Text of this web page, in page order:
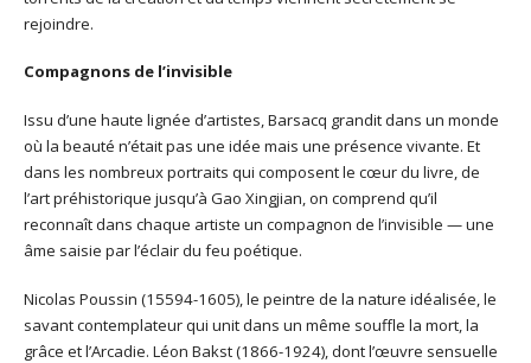
rejoindre.
Compagnons de l’invisible
Issu d’une haute lignée d’artistes, Barsacq grandit dans un monde
où la beauté n’était pas une idée mais une présence vivante. Et
dans les nombreux portraits qui composent le cœur du livre, de
l’art préhistorique jusqu’à Gao Xingjian, on comprend qu’il
reconnaît dans chaque artiste un compagnon de l’invisible — une
âme saisie par l’éclair du feu poétique.
Nicolas Poussin (15594-1605), le peintre de la nature idéalisée, le
savant contemplateur qui unit dans un même souffle la mort, la
grâce et l’Arcadie. Léon Bakst (1866-1924), dont l’œuvre sensuelle